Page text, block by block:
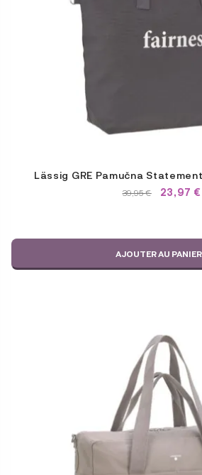
Lässig GRE Pamučna
LE
39,95 €.
39,95€LE
39,95 €.
23,97 €
AJOUTER AU PANIER